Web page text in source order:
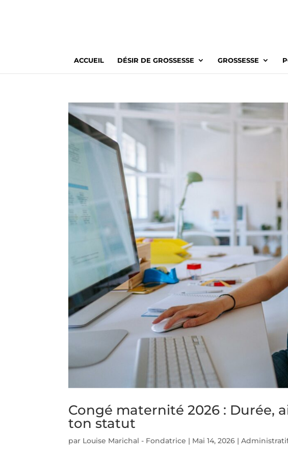
ACCUEIL DÉSIR DE GROSSESSE GROSSESSE
Congé maternité 2026 : Durée,
ton statut
par Louise Marichal - Fondatrice | Mai 14, 2026 |